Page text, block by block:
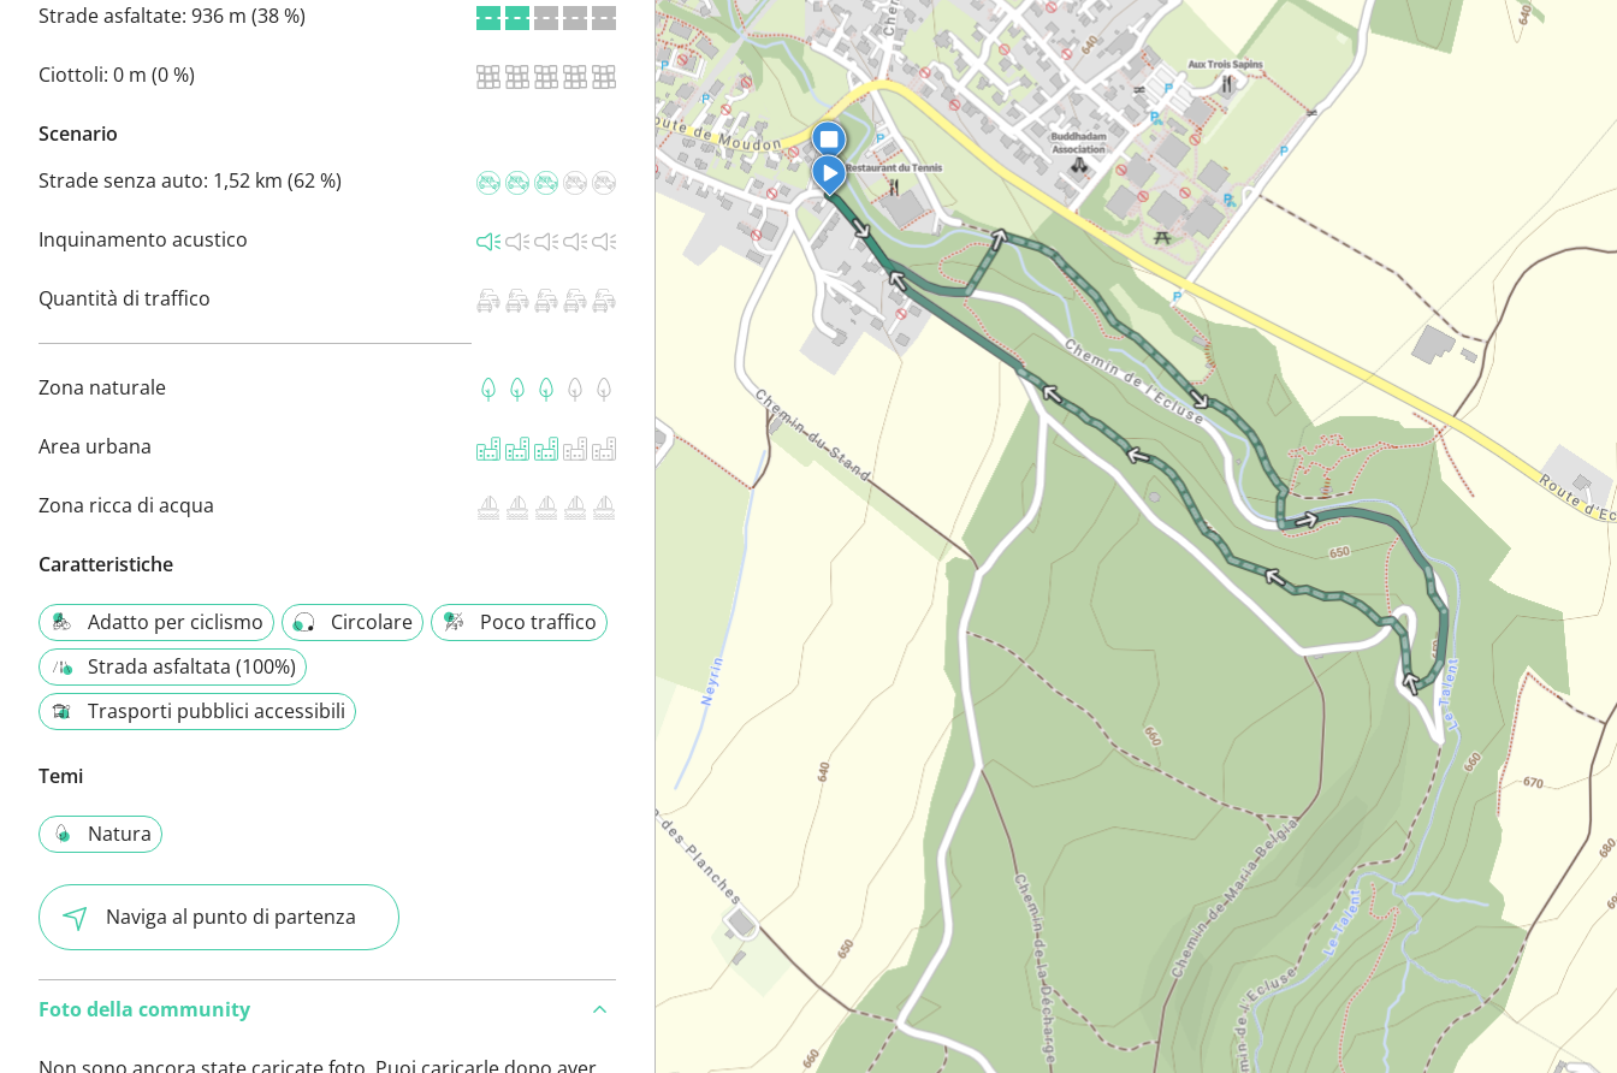
Strade asfaltate: 936 m (38 %)
Ciottoli: 0 m (0 %)
Scenario
Strade senza auto: 1,52 km (62 %)
Inquinamento acustico
Quantità di traffico
Zona naturale
Area urbana
Zona ricca di acqua
Caratteristiche
Adatto per ciclismo Circolare
Poco traffico
Strada asfaltata (100%)
Trasporti pubblici accessibili
Temi
Natura
Naviga al punto di partenza
Foto della community